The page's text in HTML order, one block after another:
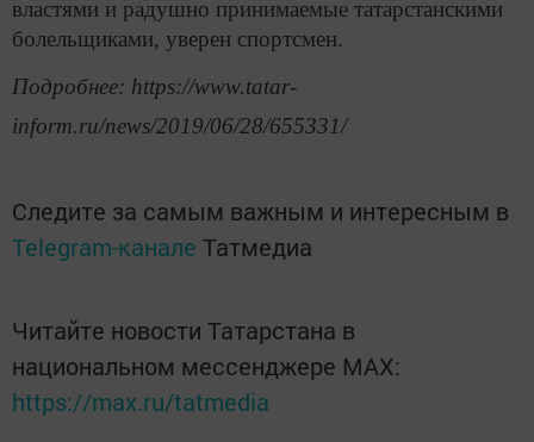
властями и радушно принимаемые татарстанскими
болельщиками, уверен спортсмен.
Подробнее: https://www.tatar-
inform.ru/news/2019/06/28/655331/
Следите за самым важным и интересным в
Telegram-канале Татмедиа
Читайте новости Татарстана в
национальном мессенджере MАХ:
https://max.ru/tatmedia